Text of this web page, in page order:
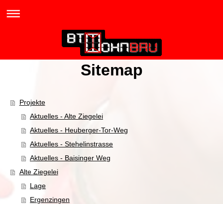
Sitemap
Projekte
Aktuelles - Alte Ziegelei
Aktuelles - Heuberger-Tor-Weg
Aktuelles - Stehelinstrasse
Aktuelles - Baisinger Weg
Alte Ziegelei
Lage
Ergenzingen